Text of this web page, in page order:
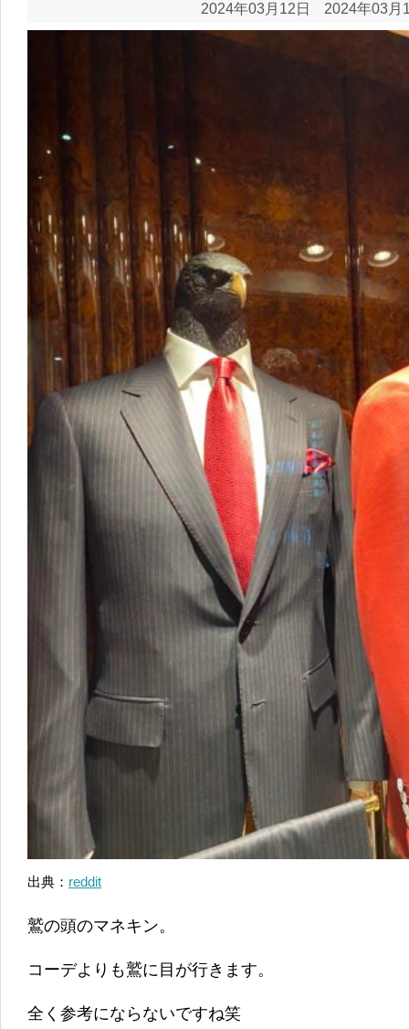
2024年03月12日 2024年03月
出典： reddit
鷲の頭のマネキン。
コーデよりも鷲に目が行きます。
全く参考にならないですね笑